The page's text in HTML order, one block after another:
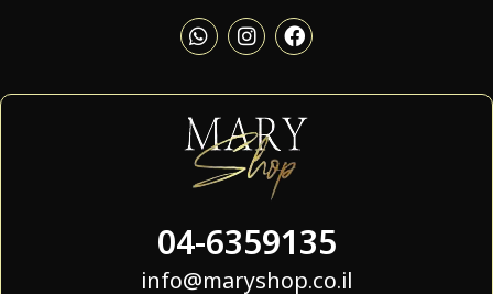
04-6359135
info@maryshop.co.il